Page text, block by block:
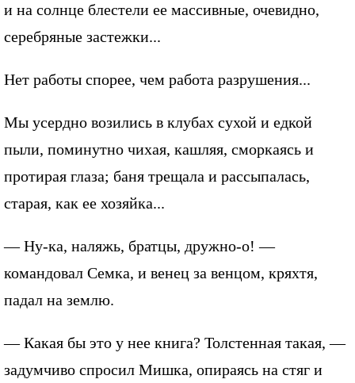
и на солнце блестели ее массивные, очевидно,
серебряные застежки...
Нет работы спорее, чем работа разрушения...
Мы усердно возились в клубах сухой и едкой
пыли, поминутно чихая, кашляя, сморкаясь и
протирая глаза; баня трещала и рассыпалась,
старая, как ее хозяйка...
— Ну-ка, наляжь, братцы, дружно-о! —
командовал Семка, и венец за венцом, кряхтя,
падал на землю.
— Какая бы это у нее книга? Толстенная такая, —
задумчиво спросил Мишка, опираясь на стяг и